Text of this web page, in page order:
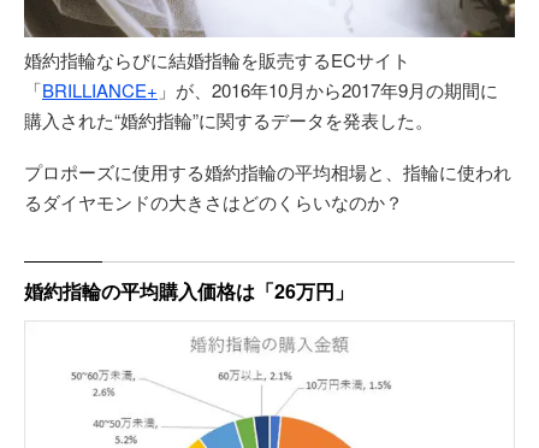
婚約指輪ならびに結婚指輪を販売するECサイト
「BRILLIANCE+ 」が、2016年10月から2017年9月の期間に
購入された“婚約指輪”に関するデータを発表した。
プロポーズに使用する婚約指輪の平均相場と、指輪に使われ
るダイヤモンドの大きさはどのくらいなのか？
婚約指輪の平均購入価格は「26万円」